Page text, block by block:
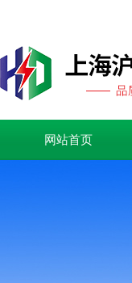
网站首页